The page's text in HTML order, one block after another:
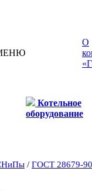
О
Котельное
оборудование
/ ГОСТ 28679-90